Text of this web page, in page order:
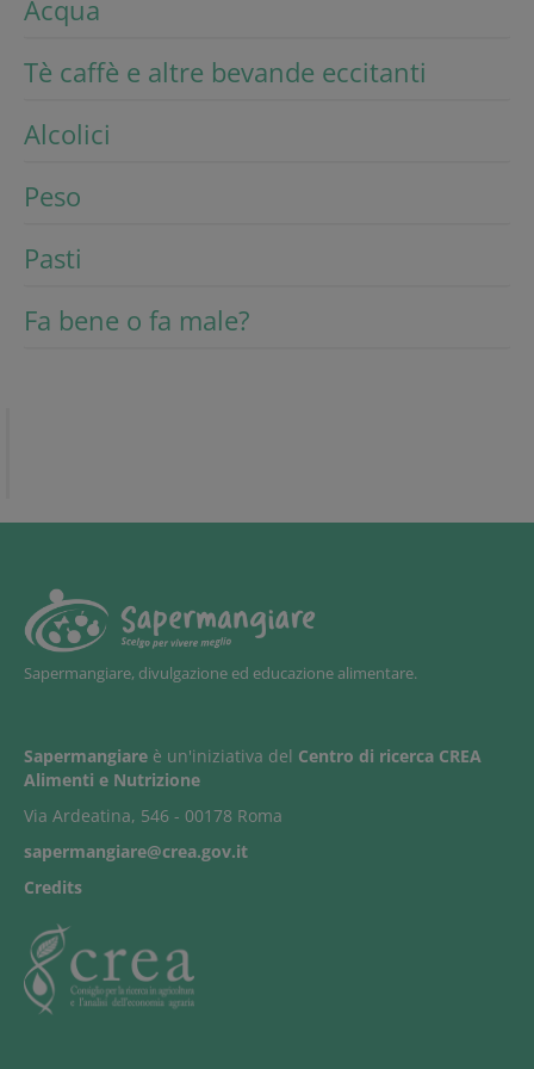
Acqua
Tè caffè e altre bevande eccitanti
Alcolici
Peso
Pasti
Fa bene o fa male?
Sapermangiare, divulgazione ed educazione alimentare.
Sapermangiare è un'iniziativa del Centro di ricerca CREA
Alimenti e Nutrizione
Via Ardeatina, 546 - 00178 Roma
sapermangiare@crea.gov.it
Credits